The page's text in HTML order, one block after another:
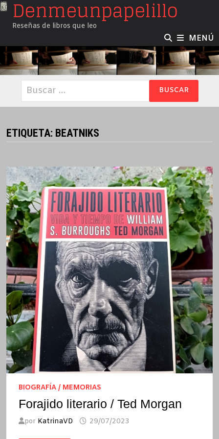
SaltarDenmeunpapelillo
Reseñas de libros que leo
MENÚ
Buscar:
ETIQUETA: BEATNIKS
BIOGRAFÍA / MEMORIAS
Forajido literario / Ted Morgan
por KatrinaVD 29/07/2023